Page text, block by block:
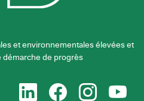
et environnementales élevées et
démarche de progrès